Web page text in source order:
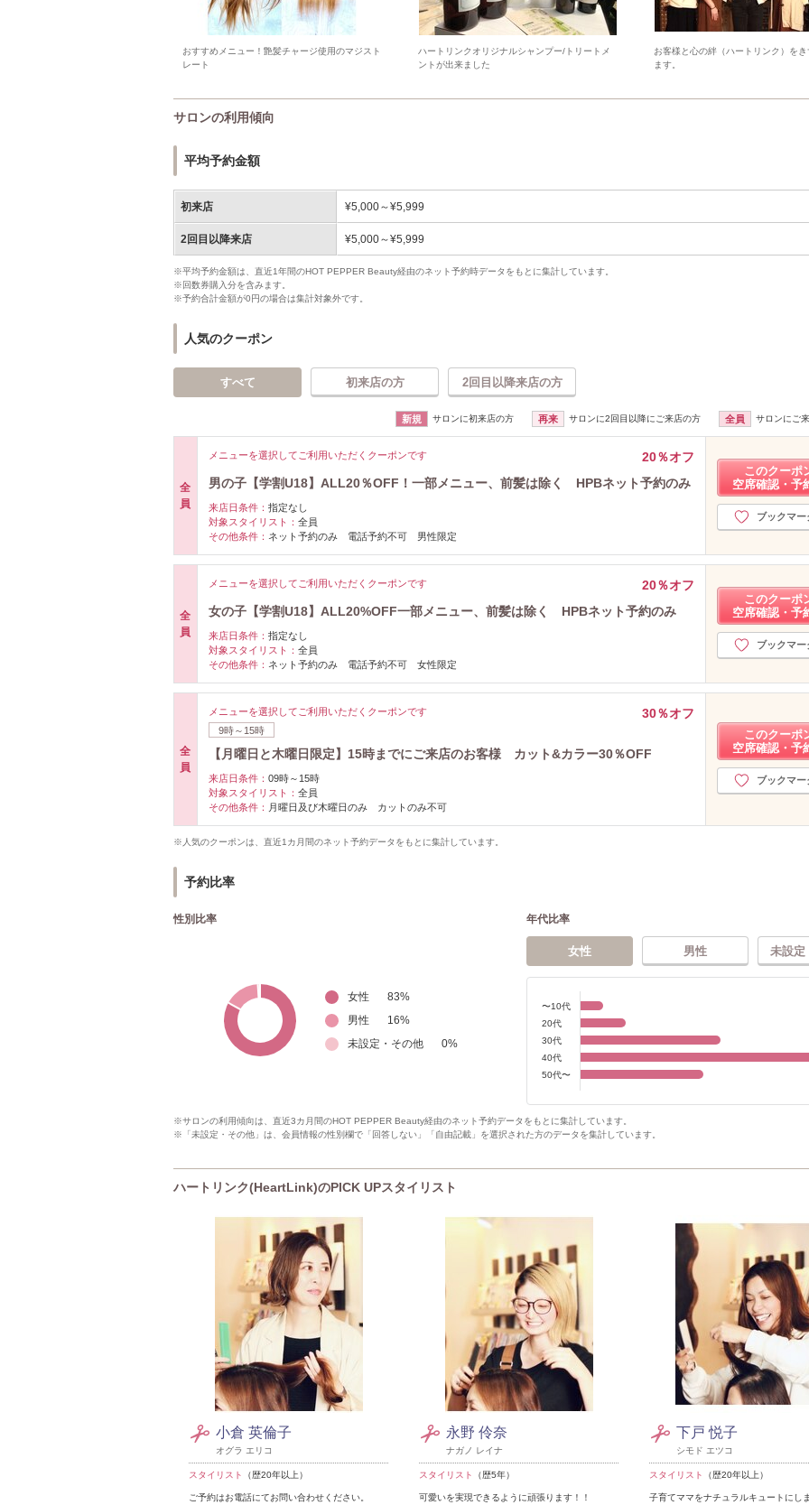
おすすめメニュー！艶髪チャージ使用のマジスト
レート
ハートリンクオリジナルシャンプー/トリートメ
ントが出来ました
お客様と心の絆（ハートリンク）を
ます。
サロンの利用傾向
平均予約金額
初来店 ¥5,000～¥5,999
2回目以降来店 ¥5,000～¥5,999
※平均予約金額は、直近1年間のHOT PEPPER Beauty経由のネット予約時データをもとに集計しています。
※回数券購入分を含みます。
※予約合計金額が0円の場合は集計対象外です。
人気のクーポン
すべて 初来店の方 2回目以降来店の方
新規 サロンに初来店の方 再来 サロンに2回目以降にご来店の方 全員 サロンにご
全
員
メニューを選択してご利用いただくクーポンです
20％オフ
男の子【学割U18】ALL20％OFF！一部メニュー、前髪は除く HPBネット予約のみ
来店日条件： 指定なし
対象スタイリスト： 全員
その他条件： ネット予約のみ 電話予約不可 男性限定
このクーポ
空席確認・予
ブックマー
全
員
メニューを選択してご利用いただくクーポンです
20％オフ
女の子【学割U18】ALL20%OFF一部メニュー、前髪は除く HPBネット予約のみ
来店日条件： 指定なし
対象スタイリスト： 全員
その他条件： ネット予約のみ 電話予約不可 女性限定
このクーポ
空席確認・予
ブックマー
全
員
メニューを選択してご利用いただくクーポンです
9時～15時
30％オフ
【月曜日と木曜日限定】15時までにご来店のお客様 カット&カラー30％OFF
来店日条件： 09時～15時
対象スタイリスト： 全員
その他条件： 月曜日及び木曜日のみ カットのみ不可
このクーポ
空席確認・予
ブックマー
※人気のクーポンは、直近1カ月間のネット予約データをもとに集計しています。
予約比率
性別比率
女性 83%
男性
16%
未設定・その他
0%
年代比率
女性 男性 未設定
〜10代
20代
30代
40代
50代〜
※サロンの利用傾向は、直近3カ月間のHOT PEPPER Beauty経由のネット予約データをもとに集計しています。
※「未設定・その他」は、会員情報の性別欄で「回答しない」「自由記載」を選択された方のデータを集計しています。
ハートリンク(HeartLink)のPICK UPスタイリスト
小倉 英倫子
オグラ エリコ
スタイリスト （歴20年以上）
ご予約はお電話にてお問い合わせください。
永野 伶奈
ナガノ レイナ
スタイリスト （歴5年）
可愛いを実現できるように頑張ります！！
下戸 悦子
シモド エツコ
スタイリスト （歴20年以上）
子育てママをナチュラルキュートにし